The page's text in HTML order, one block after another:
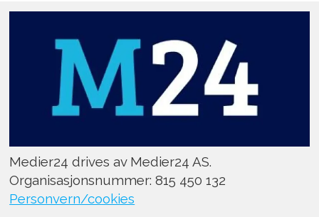
Medier24 drives av Medier24 AS.
Organisasjonsnummer: 815 450 132
Personvern/cookies